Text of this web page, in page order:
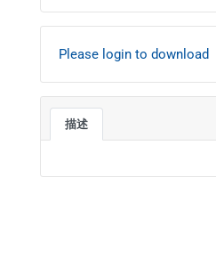
Please login to download
描述